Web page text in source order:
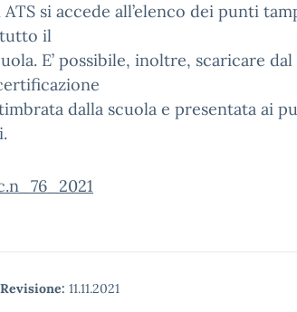
si accede all’elenco dei punti
il
E’ possibile, inoltre, scaricare
dalla scuola e presentata ai
Revisione: 11.11.2021